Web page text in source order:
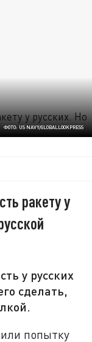
ФОТО: US NAVY/GLOBALLOOKPRESS
ракету у
у русских
сделать,
попытку